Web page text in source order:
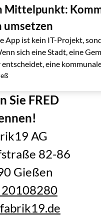
Mittelpunkt:
App ist kein IT-Projekt,
sich eine Stadt, eine
entscheidet, eine
Sie FRED
AG
82-86
Gießen